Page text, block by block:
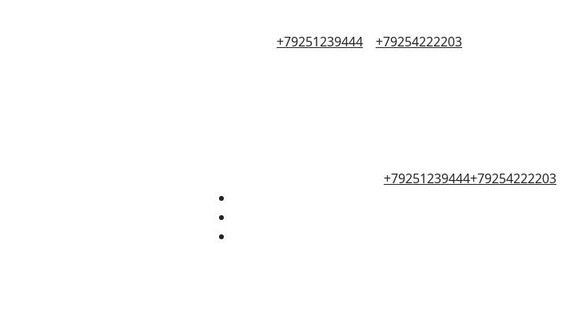
+79251239444 +79254222203
+79251239444+79254222203